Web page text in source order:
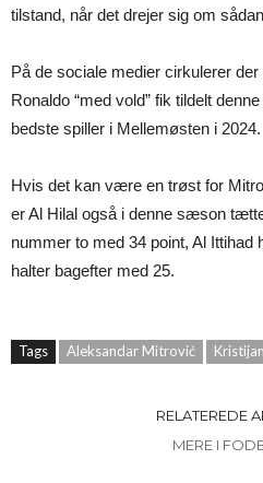
tilstand, når det drejer sig om
På de sociale medier cirkulerer
Ronaldo “med vold” fik tildelt
bedste spiller i Mellemøsten i 2024.
Hvis det kan være en trøst for
er Al Hilal også i denne sæson
nummer to med 34 point, Al Ittihad
halter bagefter med 25.
Tags Aleksandar Mitrović
RELATEREDE
MERE I